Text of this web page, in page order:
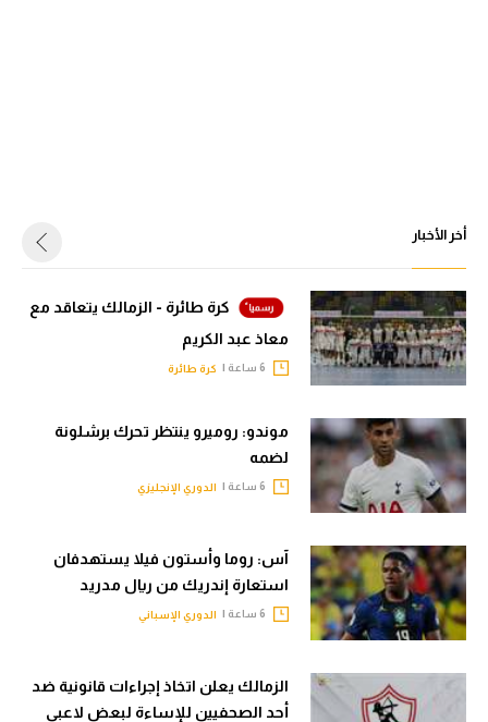
أخر الأخبار
كرة طائرة - الزمالك يتعاقد مع
معاذ عبد الكريم
كرة طائرة
موندو: روميرو ينتظر تحرك برشلونة
لضمه
الدوري الإنجليزي
آس: روما وأستون فيلا يستهدفان
استعارة إندريك من ريال مدريد
الدوري الإسباني
الزمالك يعلن اتخاذ إجراءات قانونية ضد
أحد الصحفيين للإساءة لبعض لاعبي